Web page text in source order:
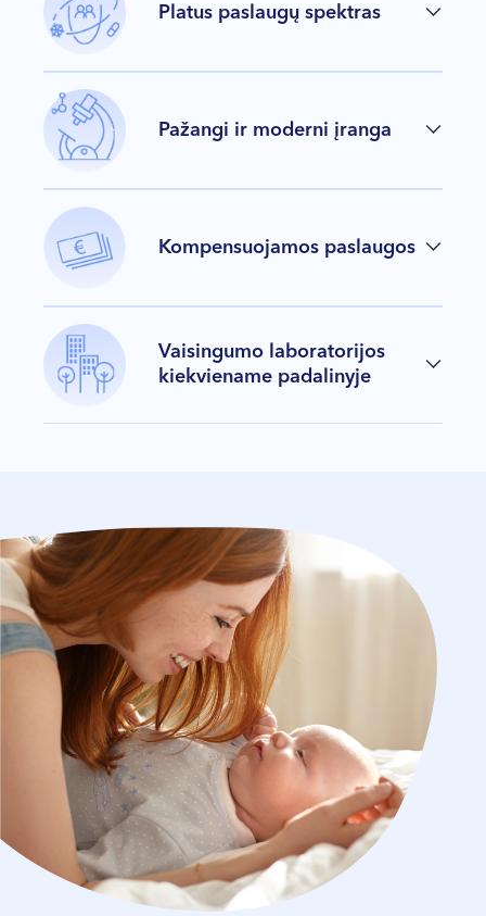
Platus paslaugų spektras
Pažangi ir moderni įranga
Kompensuojamos paslaugos
Vaisingumo laboratorijos
kiekviename padalinyje